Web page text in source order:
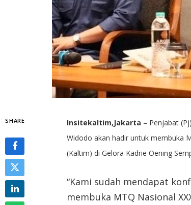
SHARE Insitekaltim,Jakarta – Penjabat
Widodo akan hadir untuk membuka
(Kaltim) di Gelora Kadrie Oening
“Kami sudah mendapat
membuka MTQ Nasional